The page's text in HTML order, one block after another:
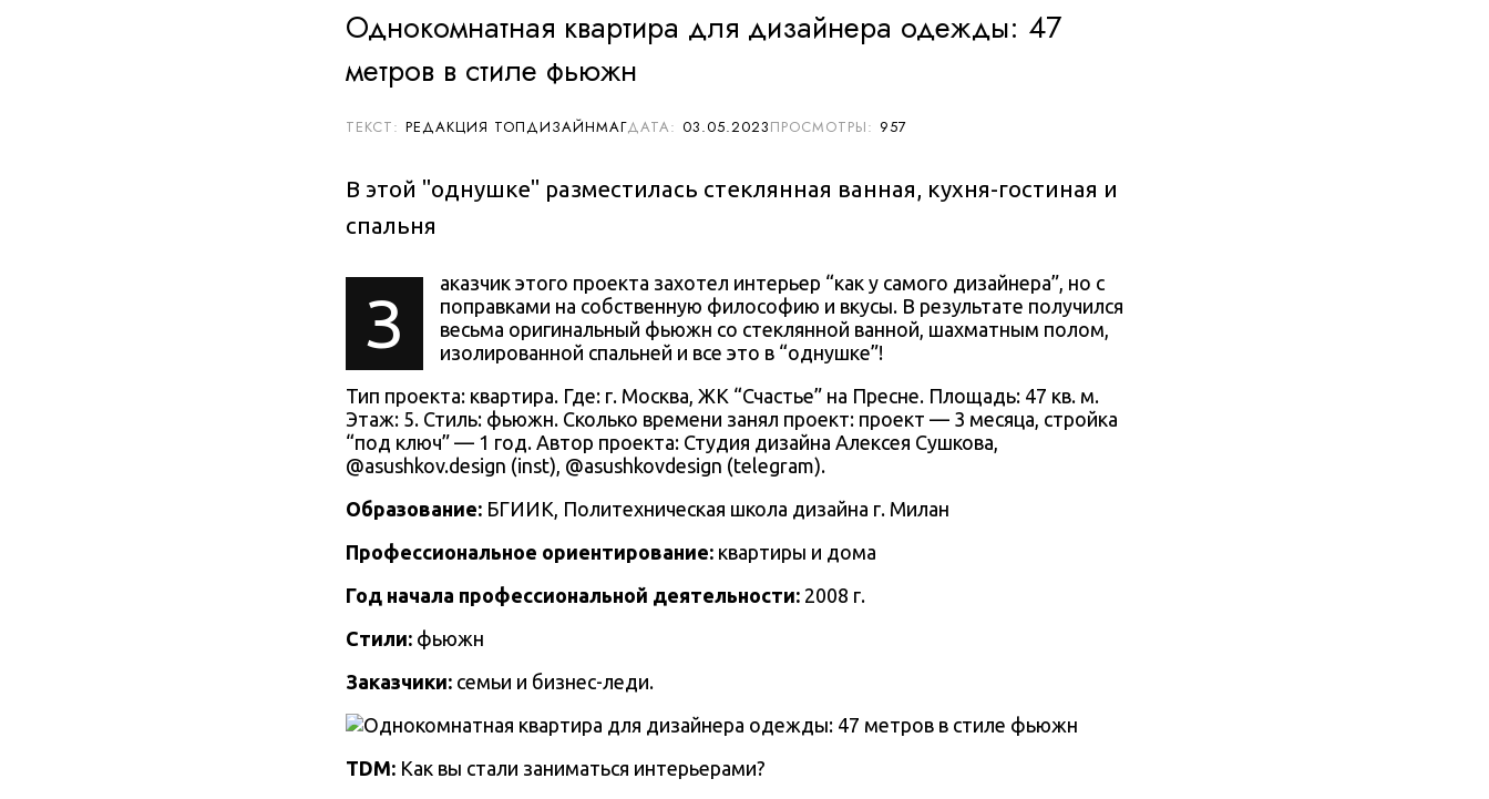
Однокомнатная квартира для дизайнера одежды: 47
метров в стиле фьюжн
РЕДАКЦИЯ ТОПДИЗАЙНМАГ 957
03.05.2023
В этой "однушке" разместилась стеклянная ванная, кухня-гостиная и
спальня
З
аказчик этого проекта захотел интерьер “как у самого дизайнера”, но с
поправками на собственную философию и вкусы. В результате получился
весьма оригинальный фьюжн со стеклянной ванной, шахматным полом,
изолированной спальней и все это в “однушке”!
Тип проекта: квартира. Где: г. Москва, ЖК “Счастье” на Пресне. Площадь: 47 кв. м.
Этаж: 5. Стиль: фьюжн. Сколько времени занял проект: проект — 3 месяца, стройка
“под ключ” — 1 год. Автор проекта: Студия дизайна Алексея Сушкова,
@asushkov.design (inst), @asushkovdesign (telegram).
Образование: БГИИК, Политехническая школа дизайна г. Милан
Профессиональное ориентирование: квартиры и дома
Год начала профессиональной деятельности: 2008 г.
Стили: фьюжн
Заказчики: семьи и бизнес-леди.
TDM: Как вы стали заниматься интерьерами?